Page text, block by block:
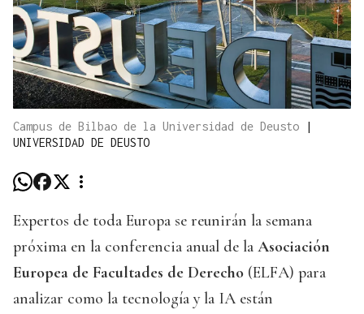
Campus de Bilbao de la Universidad de Deusto
|
UNIVERSIDAD DE DEUSTO
Expertos de toda Europa se reunirán la semana
próxima en la conferencia anual de la Asociación
Europea de Facultades de Derecho (ELFA) para
analizar como la tecnología y la IA están